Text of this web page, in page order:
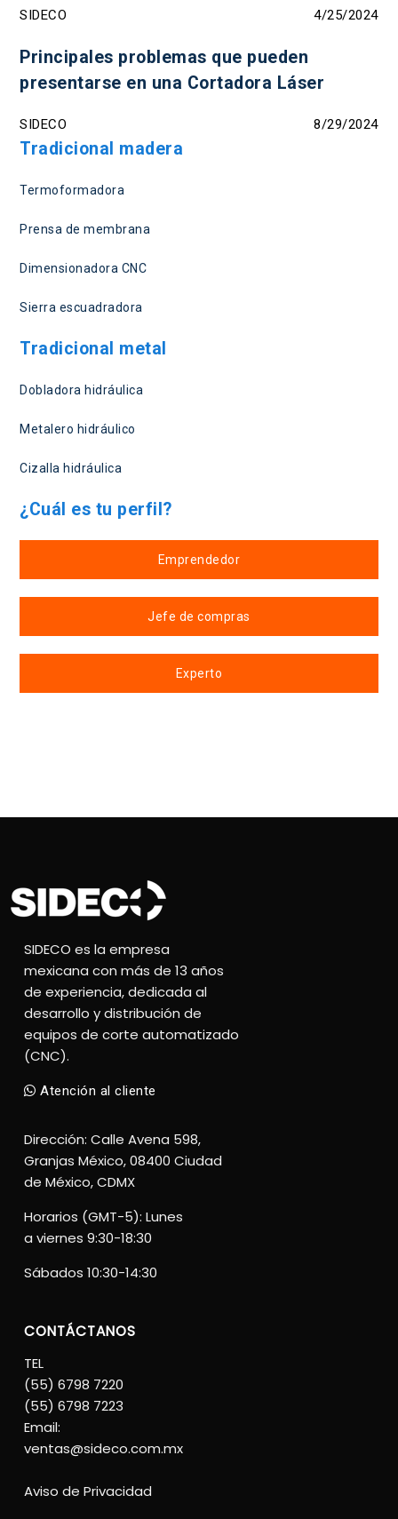
SIDECO 4/25/2024
Principales problemas que pueden
presentarse en una Cortadora Láser
SIDECO 8/29/2024
Tradicional madera
Termoformadora
Prensa de membrana
Dimensionadora CNC
Sierra escuadradora
Tradicional metal
Dobladora hidráulica
Metalero hidráulico
Cizalla hidráulica
¿Cuál es tu perfil?
Emprendedor
Jefe de compras
Experto
SIDECO es la empresa
mexicana con más de 13 años
de experiencia, dedicada al
desarrollo y distribución de
equipos de corte automatizado
(CNC).
Atención al cliente
Dirección: Calle Avena 598,
Granjas México, 08400 Ciudad
de México, CDMX
Horarios (GMT-5): Lunes
a viernes 9:30-18:30
Sábados 10:30-14:30
CONTÁCTANOS
TEL
(55) 6798 7220
(55) 6798 7223
Email:
ventas@sideco.com.mx
Aviso de Privacidad